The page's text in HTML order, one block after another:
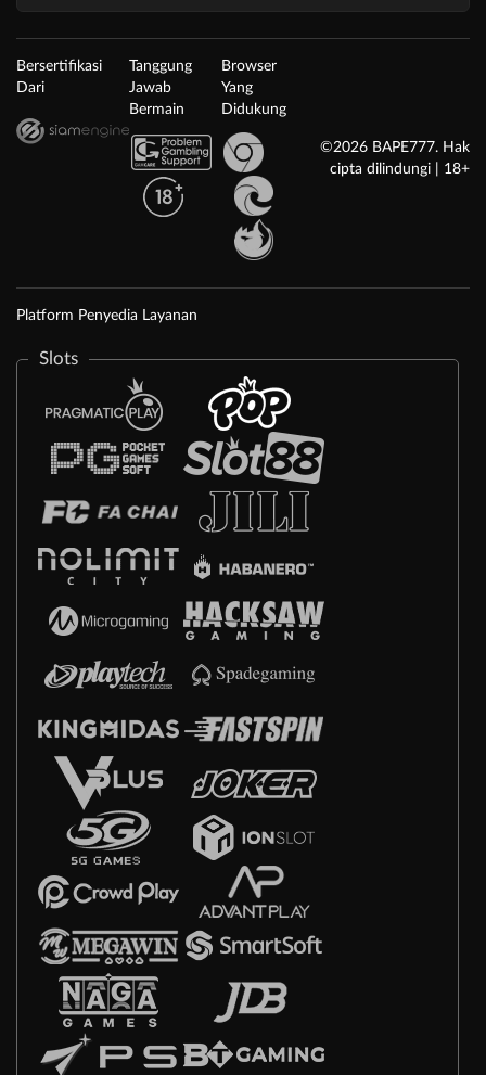
Bersertifikasi
Dari
Tanggung
Jawab
Bermain
Browser
Yang
Didukung
©2026 BAPE777. Hak
cipta dilindungi | 18+
Platform Penyedia Layanan
Slots